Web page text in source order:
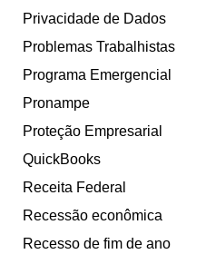
Privacidade de Dados
Problemas Trabalhistas
Programa Emergencial
Pronampe
Proteção Empresarial
QuickBooks
Receita Federal
Recessão econômica
Recesso de fim de ano